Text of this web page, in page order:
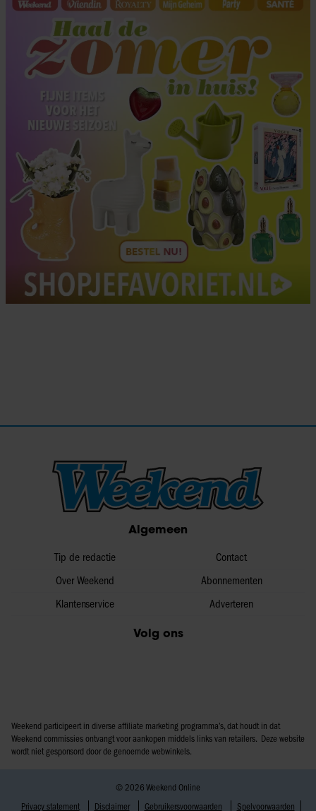
Algemeen
Tip de redactie
Over Weekend
Klantenservice
Contact
Abonnementen
Adverteren
Volg ons
Weekend participeert in diverse affiliate marketing programma’s, dat houdt in dat
Weekend commissies ontvangt voor aankopen middels links van retailers. Deze website
wordt niet gesponsord door de genoemde webwinkels.
© 2026 Weekend Online
Privacy statement
Disclaimer Gebruikersvoorwaarden Spelvoorwaarden